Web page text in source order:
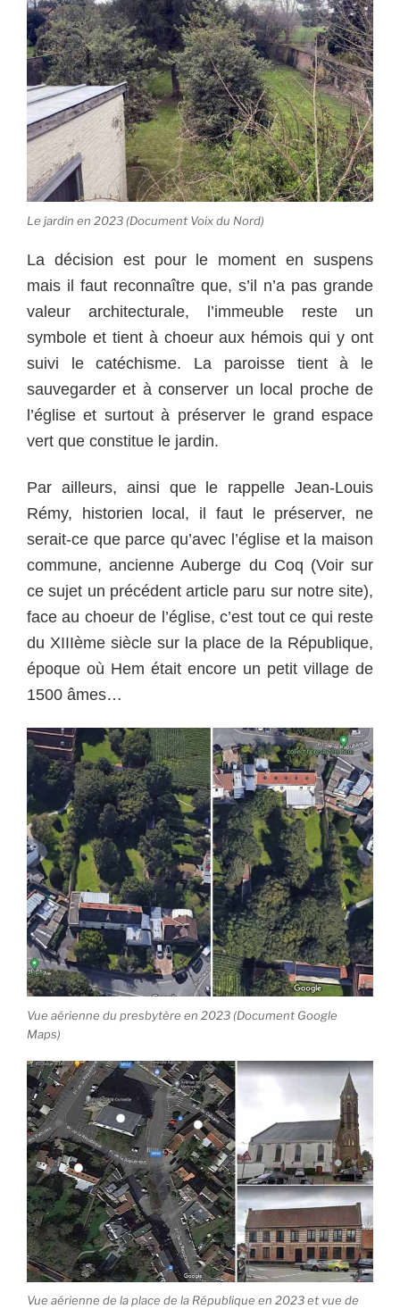
Le jardin en 2023 (Document Voix du Nord)
La décision est pour le moment en suspens
mais il faut reconnaître que, s’il n’a pas grande
valeur architecturale, l’immeuble reste un
symbole et tient à choeur aux hémois qui y ont
suivi le catéchisme. La paroisse tient à le
sauvegarder et à conserver un local proche de
l’église et surtout à préserver le grand espace
vert que constitue le jardin.
Par ailleurs, ainsi que le rappelle Jean-Louis
Rémy, historien local, il faut le préserver, ne
serait-ce que parce qu’avec l’église et la maison
commune, ancienne Auberge du Coq (Voir sur
ce sujet un précédent article paru sur notre site),
face au choeur de l’église, c’est tout ce qui reste
du XIIIème siècle sur la place de la République,
époque où Hem était encore un petit village de
1500 âmes…
Vue aérienne du presbytère en 2023 (Document Google
Maps)
Vue aérienne de la place de la République en 2023 et vue de